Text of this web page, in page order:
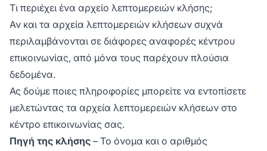
Τι περιέχει ένα αρχείο λεπτομερειών κλήσης;
Αν και τα αρχεία λεπτομερειών κλήσεων συχνά
περιλαμβάνονται σε διάφορες αναφορές κέντρου
επικοινωνίας, από μόνα τους παρέχουν πλούσια
δεδομένα.
Ας δούμε ποιες πληροφορίες μπορείτε να εντοπίσετε
μελετώντας τα αρχεία λεπτομερειών κλήσεων στο
κέντρο επικοινωνίας σας.
Πηγή της κλήσης – Το όνομα και ο αριθμός